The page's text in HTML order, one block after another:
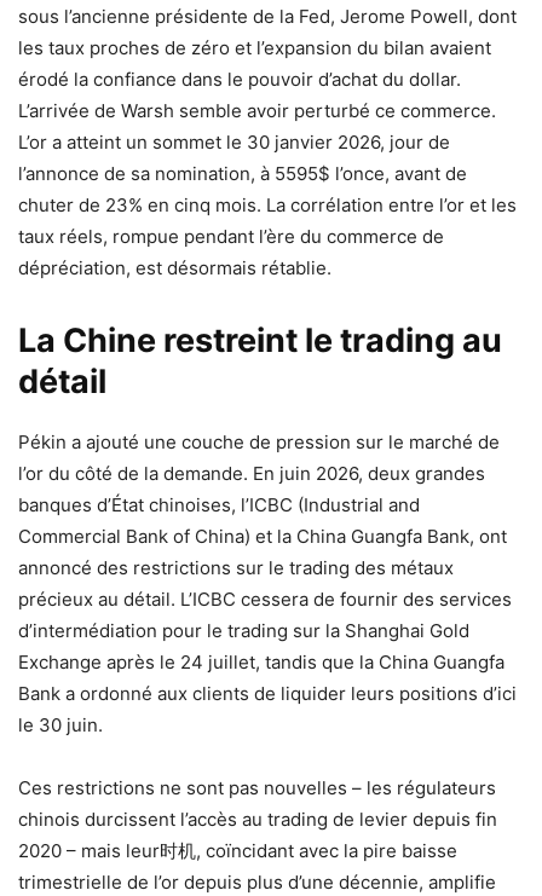
sous l’ancienne présidente de la Fed, Jerome Powell, dont
les taux proches de zéro et l’expansion du bilan avaient
érodé la confiance dans le pouvoir d’achat du dollar.
L’arrivée de Warsh semble avoir perturbé ce commerce.
L’or a atteint un sommet le 30 janvier 2026, jour de
l’annonce de sa nomination, à 5595$ l’once, avant de
chuter de 23% en cinq mois. La corrélation entre l’or et les
taux réels, rompue pendant l’ère du commerce de
dépréciation, est désormais rétablie.
La Chine restreint le trading au
détail
Pékin a ajouté une couche de pression sur le marché de
l’or du côté de la demande. En juin 2026, deux grandes
banques d’État chinoises, l’ICBC (Industrial and
Commercial Bank of China) et la China Guangfa Bank, ont
annoncé des restrictions sur le trading des métaux
précieux au détail. L’ICBC cessera de fournir des services
d’intermédiation pour le trading sur la Shanghai Gold
Exchange après le 24 juillet, tandis que la China Guangfa
Bank a ordonné aux clients de liquider leurs positions d’ici
le 30 juin.
Ces restrictions ne sont pas nouvelles – les régulateurs
chinois durcissent l’accès au trading de levier depuis fin
2020 – mais leur时机, coïncidant avec la pire baisse
trimestrielle de l’or depuis plus d’une décennie, amplifie